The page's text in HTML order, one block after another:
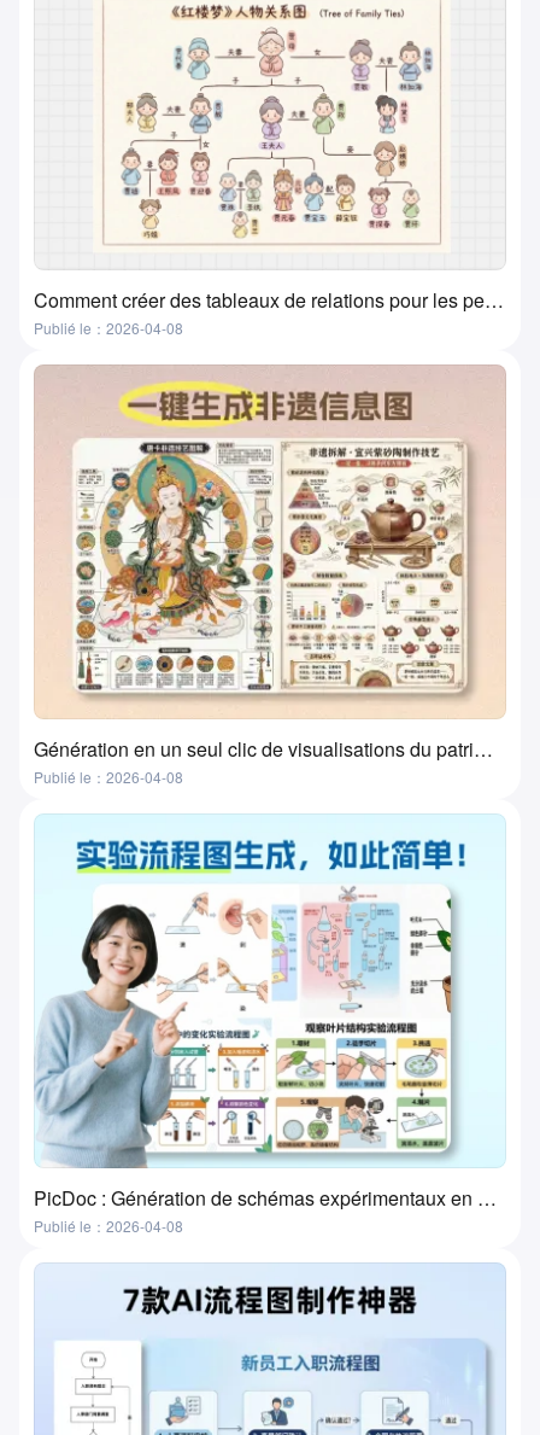
Comment créer des tableaux de relations pour les personnages de films, livres et manuels ? Une méthode super pratique et simple
Publié le：2026-04-08
Génération en un seul clic de visualisations du patrimoine culturel immatériel par l'IA ? Cet outil le fait réellement !
Publié le：2026-04-08
PicDoc : Génération de schémas expérimentaux en un clic — l'outil ultime pour la préparation des cours de laboratoire
Publié le：2026-04-08